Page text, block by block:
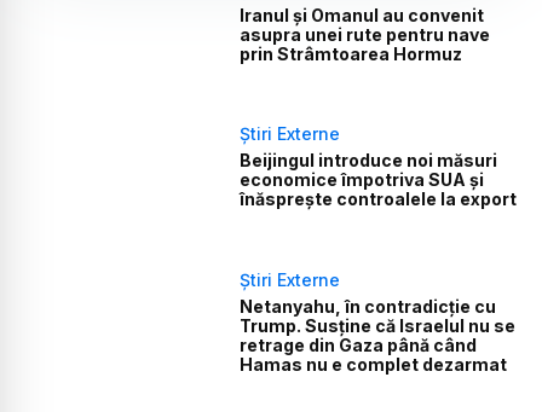
Iranul și Omanul au convenit
asupra unei rute pentru nave
prin Strâmtoarea Hormuz
Știri Externe
Beijingul introduce noi măsuri
economice împotriva SUA și
înăsprește controalele la export
Știri Externe
Netanyahu, în contradicție cu
Trump. Susține că Israelul nu se
retrage din Gaza până când
Hamas nu e complet dezarmat